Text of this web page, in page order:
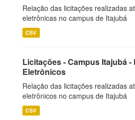
Relação das licitações realizadas
eletrônicas no campus de Itajubá
CSV
Licitações - Campus Itajubá -
Eletrônicos
Relação das licitações realizadas
eletrônicos no campus de Itajubá
CSV